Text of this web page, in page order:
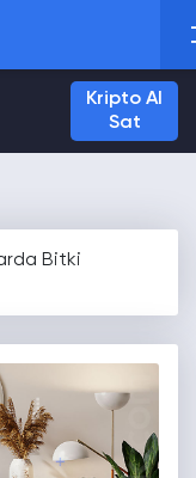
Kripto Al
Sat
Bitki